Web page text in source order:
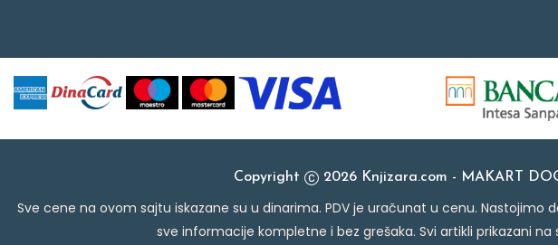
Copyright 2026 Knjizara.com - MAKART
Sve cene na ovom sajtu iskazane su u dinarima. PDV je uračunat u cenu. Nastojimo
sve informacije kompletne i bez grešaka. Svi artikli prikazani